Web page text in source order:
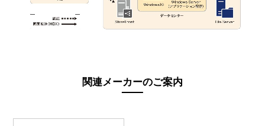
関連メーカーのご案内